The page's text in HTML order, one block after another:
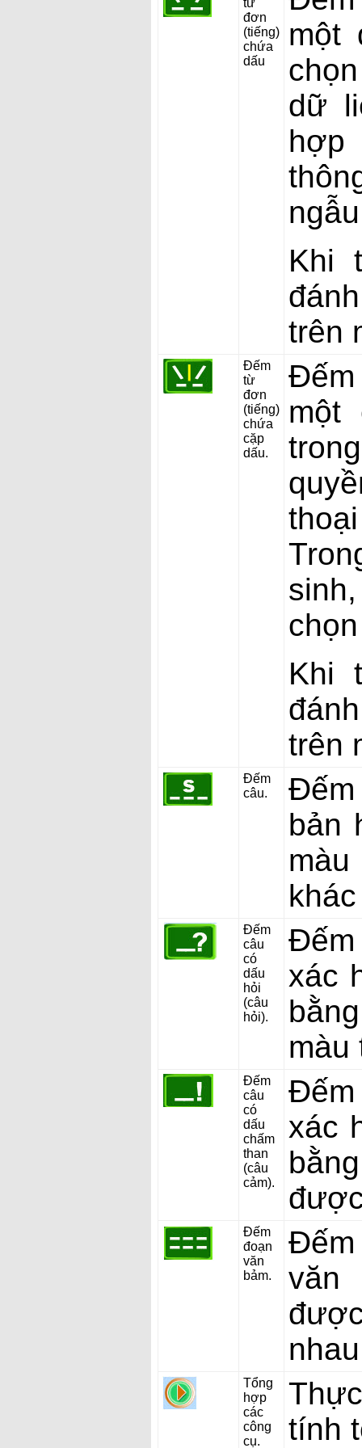
từ
đơn
(tiếng)
chứa
dấu
một
dữ
Khi
trên
Đếm
từ
đơn
(tiếng)
chứa
cặp
dấu.
một
Khi
trên
Đếm
câu.
bản
Đếm
câu
có
dấu
hỏi
(câu
hỏi).
xác
màu
Đếm
câu
có
dấu
chấm
than
(câu
cảm).
xác
Đếm
đoạn
văn
bảm.
văn
Tổng
hợp
các
công
cụ.
tính